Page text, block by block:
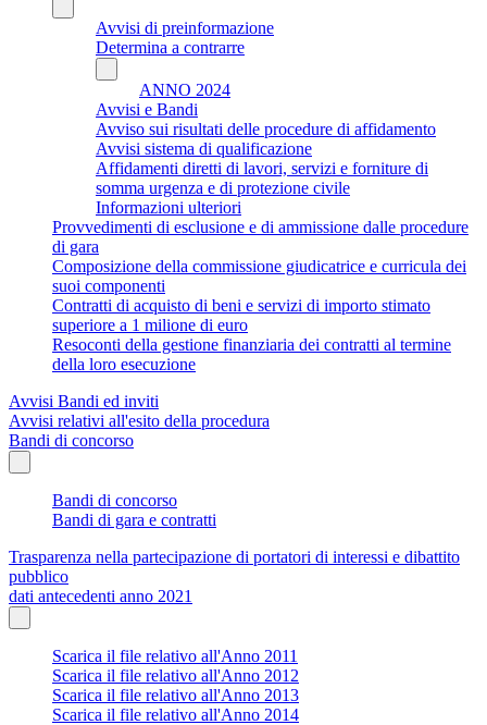
Avvisi di preinformazione
Determina a contrarre
ANNO 2024
Avvisi e Bandi
Avviso sui risultati delle procedure di affidamento
Avvisi sistema di qualificazione
Affidamenti diretti di lavori, servizi e forniture di
somma urgenza e di protezione civile
Informazioni ulteriori
Provvedimenti di esclusione e di ammissione dalle procedure
di gara
Composizione della commissione giudicatrice e curricula dei
suoi componenti
Contratti di acquisto di beni e servizi di importo stimato
superiore a 1 milione di euro
Resoconti della gestione finanziaria dei contratti al termine
della loro esecuzione
Avvisi Bandi ed inviti
Avvisi relativi all'esito della procedura
Bandi di concorso
Bandi di concorso
Bandi di gara e contratti
Trasparenza nella partecipazione di portatori di interessi e dibattito
pubblico
dati antecedenti anno 2021
Scarica il file relativo all'Anno 2011
Scarica il file relativo all'Anno 2012
Scarica il file relativo all'Anno 2013
Scarica il file relativo all'Anno 2014